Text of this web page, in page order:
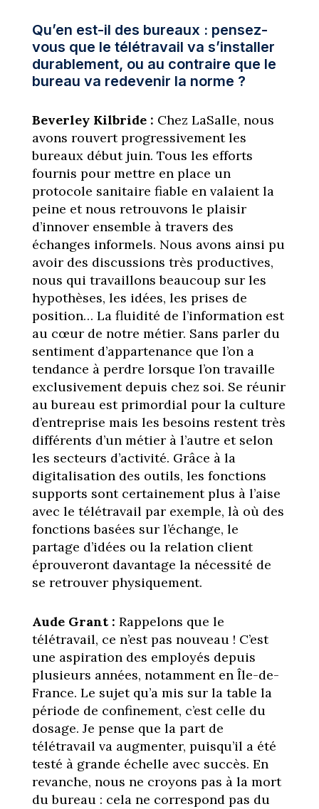
Qu’en est-il des bureaux : pensez-
vous que le télétravail va s’installer
durablement, ou au contraire que le
bureau va redevenir la norme ?
Beverley Kilbride : Chez LaSalle, nous
avons rouvert progressivement les
bureaux début juin. Tous les efforts
fournis pour mettre en place un
protocole sanitaire fiable en valaient la
peine et nous retrouvons le plaisir
d’innover ensemble à travers des
échanges informels. Nous avons ainsi pu
avoir des discussions très productives,
nous qui travaillons beaucoup sur les
hypothèses, les idées, les prises de
position… La fluidité de l’information est
au cœur de notre métier. Sans parler du
sentiment d’appartenance que l’on a
tendance à perdre lorsque l’on travaille
exclusivement depuis chez soi. Se réunir
au bureau est primordial pour la culture
d’entreprise mais les besoins restent très
différents d’un métier à l’autre et selon
les secteurs d’activité. Grâce à la
digitalisation des outils, les fonctions
supports sont certainement plus à l’aise
avec le télétravail par exemple, là où des
fonctions basées sur l’échange, le
partage d’idées ou la relation client
éprouveront davantage la nécessité de
se retrouver physiquement.
Aude Grant : Rappelons que le
télétravail, ce n’est pas nouveau ! C’est
une aspiration des employés depuis
plusieurs années, notamment en Île-de-
France. Le sujet qu’a mis sur la table la
période de confinement, c’est celle du
dosage. Je pense que la part de
télétravail va augmenter, puisqu’il a été
testé à grande échelle avec succès. En
revanche, nous ne croyons pas à la mort
du bureau : cela ne correspond pas du